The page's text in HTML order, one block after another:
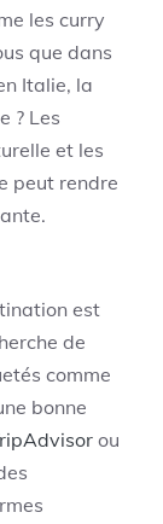
les curry
que dans
Italie, la
? Les
et les
peut rendre
est
de
comme
bonne
ou